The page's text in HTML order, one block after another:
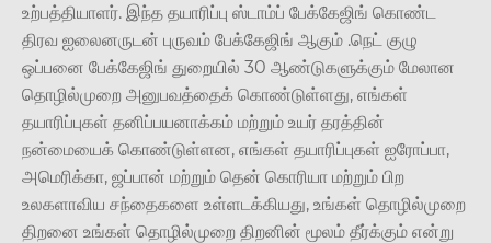
உற்பத்தியாளர். இந்த தயாரிப்பு ஸ்டாம்ப் பேக்கேஜிங் கொண்ட
திரவ ஐலைனருடன் புருவம் பேக்கேஜிங் ஆகும் .நெட் குழு
ஒப்பனை பேக்கேஜிங் துறையில் 30 ஆண்டுகளுக்கும் மேலான
தொழில்முறை அனுபவத்தைக் கொண்டுள்ளது, எங்கள்
தயாரிப்புகள் தனிப்பயனாக்கம் மற்றும் உயர் தரத்தின்
நன்மையைக் கொண்டுள்ளன, எங்கள் தயாரிப்புகள் ஐரோப்பா,
அமெரிக்கா, ஜப்பான் மற்றும் தென் கொரியா மற்றும் பிற
உலகளாவிய சந்தைகளை உள்ளடக்கியது, உங்கள் தொழில்முறை
திறனை உங்கள் தொழில்முறை திறனின் மூலம் தீர்க்கும் என்று